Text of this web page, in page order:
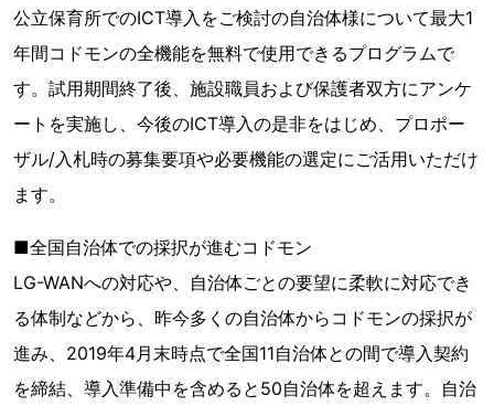
公立保育所でのICT導入をご検討の自治体様について最大1
年間コドモンの全機能を無料で使用できるプログラムで
す。試用期間終了後、施設職員および保護者双方にアンケ
ートを実施し、今後のICT導入の是非をはじめ、プロポー
ザル/入札時の募集要項や必要機能の選定にご活用いただけ
ます。
■全国自治体での採択が進むコドモン
LG-WANへの対応や、自治体ごとの要望に柔軟に対応でき
る体制などから、昨今多くの自治体からコドモンの採択が
進み、2019年4月末時点で全国11自治体との間で導入契約
を締結、導入準備中を含めると50自治体を超えます。自治